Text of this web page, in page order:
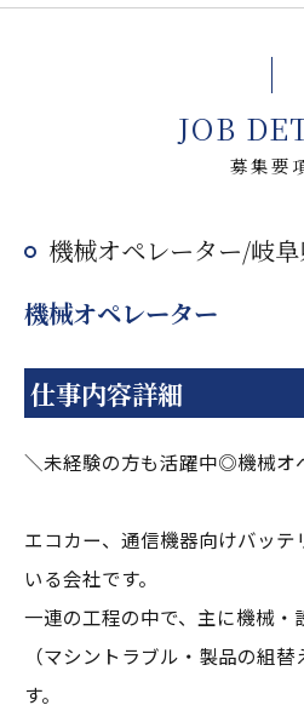
募集要
JOB
機械オペレーター/岐
機械オペレーター
仕事内容詳細
＼未経験の方も活躍中◎機械オ
エコカー、通信機器向けバッテ
いる会社です。
一連の工程の中で、主に機械・
（マシントラブル・製品の組
す。